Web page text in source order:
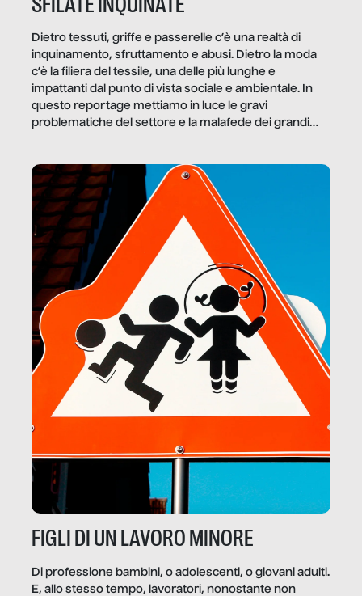
Dietro tessuti, griffe e passerelle c’è una realtà di
inquinamento, sfruttamento e abusi. Dietro la moda
c’è la filiera del tessile, una delle più lunghe e
impattanti dal punto di vista sociale e ambientale. In
questo reportage mettiamo in luce le gravi
problematiche del settore e la malafede dei grandi
FIGLI DI UN LAVORO MINORE
Di professione bambini, o adolescenti, o giovani adulti.
E, allo stesso tempo, lavoratori, nonostante non